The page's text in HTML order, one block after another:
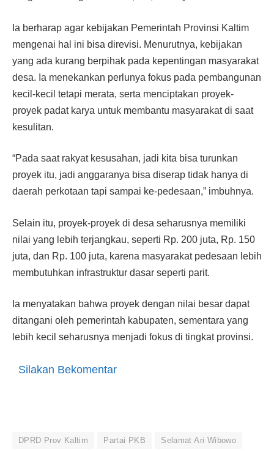
Ia berharap agar kebijakan Pemerintah Provinsi Kaltim
mengenai hal ini bisa direvisi. Menurutnya, kebijakan
yang ada kurang berpihak pada kepentingan masyarakat
desa. Ia menekankan perlunya fokus pada pembangunan
kecil-kecil tetapi merata, serta menciptakan proyek-
proyek padat karya untuk membantu masyarakat di saat
kesulitan.
“Pada saat rakyat kesusahan, jadi kita bisa turunkan
proyek itu, jadi anggaranya bisa diserap tidak hanya di
daerah perkotaan tapi sampai ke-pedesaan,” imbuhnya.
Selain itu, proyek-proyek di desa seharusnya memiliki
nilai yang lebih terjangkau, seperti Rp. 200 juta, Rp. 150
juta, dan Rp. 100 juta, karena masyarakat pedesaan lebih
membutuhkan infrastruktur dasar seperti parit.
Ia menyatakan bahwa proyek dengan nilai besar dapat
ditangani oleh pemerintah kabupaten, sementara yang
lebih kecil seharusnya menjadi fokus di tingkat provinsi.
Silakan Bekomentar
DPRD Prov Kaltim Partai PKB Selamat Ari Wibowo